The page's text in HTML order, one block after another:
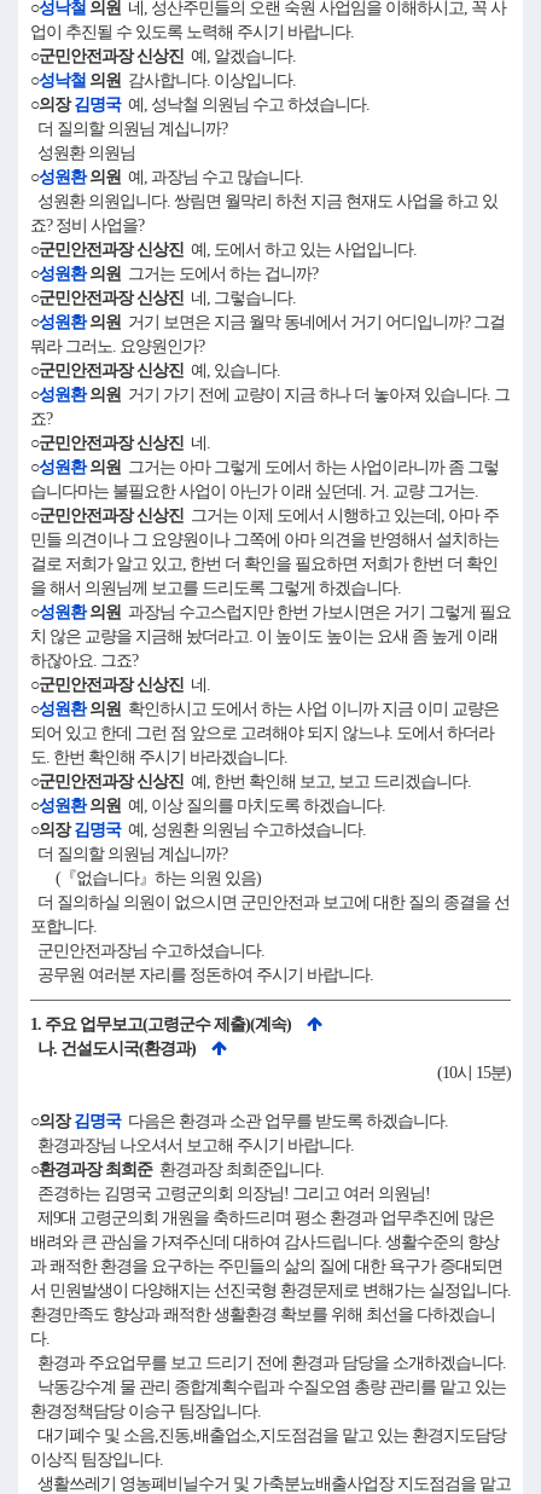
○성낙철 의원 네, 성산주민들의 오랜 숙원 사업임을 이해하시고, 꼭 사
업이 추진될 수 있도록 노력해 주시기 바랍니다.
○군민안전과장 신상진 예, 알겠습니다.
○성낙철 의원 감사합니다. 이상입니다.
○의장김명국예, 성낙철 의원님 수고 하셨습니다.
더 질의할 의원님 계십니까?
성원환 의원님
○성원환의원 예, 과장님 수고 많습니다.
성원환 의원입니다. 쌍림면 월막리 하천 지금 현재도 사업을 하고 있
죠? 정비 사업을?
○군민안전과장 신상진 예, 도에서 하고 있는 사업입니다.
○성원환의원 그거는 도에서 하는 겁니까?
○군민안전과장 신상진 네, 그렇습니다.
○성원환의원 거기 보면은 지금 월막 동네에서 거기 어디입니까? 그걸
뭐라 그러노. 요양원인가?
○군민안전과장 신상진 예, 있습니다.
○성원환의원 거기 가기 전에 교량이 지금 하나 더 놓아져 있습니다. 그
죠?
○군민안전과장 신상진 네.
○성원환의원 그거는 아마 그렇게 도에서 하는 사업이라니까 좀 그렇
습니다마는 불필요한 사업이 아닌가 이래 싶던데. 거. 교량 그거는.
○군민안전과장 신상진 그거는 이제 도에서 시행하고 있는데, 아마 주
민들 의견이나 그 요양원이나 그쪽에 아마 의견을 반영해서 설치하는
걸로 저희가 알고 있고, 한번 더 확인을 필요하면 저희가 한번 더 확인
을 해서 의원님께 보고를 드리도록 그렇게 하겠습니다.
○성원환의원 과장님 수고스럽지만 한번 가보시면은 거기 그렇게 필요
치 않은 교량을 지금해 놨더라고. 이 높이도 높이는 요새 좀 높게 이래
하잖아요. 그죠?
○군민안전과장 신상진 네.
○성원환의원 확인하시고 도에서 하는 사업 이니까 지금 이미 교량은
되어 있고 한데 그런 점 앞으로 고려해야 되지 않느냐. 도에서 하더라
도. 한번 확인해 주시기 바라겠습니다.
○군민안전과장 신상진 예, 한번 확인해 보고, 보고 드리겠습니다.
○성원환의원 예, 이상 질의를 마치도록 하겠습니다.
○의장김명국예, 성원환 의원님 수고하셨습니다.
더 질의할 의원님 계십니까?
(『없습니다』하는 의원 있음)
더 질의하실 의원이 없으시면 군민안전과 보고에 대한 질의 종결을 선
포합니다.
군민안전과장님 수고하셨습니다.
공무원 여러분 자리를 정돈하여 주시기 바랍니다.
1. 주요 업무보고(고령군수 제출)(계속)
나. 건설도시국(환경과)
(10시 15분)
○의장김명국다음은 환경과 소관 업무를 받도록 하겠습니다.
환경과장님 나오셔서 보고해 주시기 바랍니다.
○환경과장 최희준환경과장 최희준입니다.
존경하는 김명국 고령군의회 의장님! 그리고 여러 의원님!
제9대 고령군의회 개원을 축하드리며 평소 환경과 업무추진에 많은
배려와 큰 관심을 가져주신데 대하여 감사드립니다. 생활수준의 향상
과 쾌적한 환경을 요구하는 주민들의 삶의 질에 대한 욕구가 증대되면
서 민원발생이 다양해지는 선진국형 환경문제로 변해가는 실정입니다.
환경만족도 향상과 쾌적한 생활환경 확보를 위해 최선을 다하겠습니
다.
환경과 주요업무를 보고 드리기 전에 환경과 담당을 소개하겠습니다.
낙동강수계 물 관리 종합계획수립과 수질오염 총량 관리를 맡고 있는
환경정책담당 이승구 팀장입니다.
대기폐수 및 소음,진동,배출업소,지도점검을 맡고 있는 환경지도담당
이상직 팀장입니다.
생활쓰레기 영농폐비닐수거 및 가축분뇨배출사업장 지도점검을 맡고